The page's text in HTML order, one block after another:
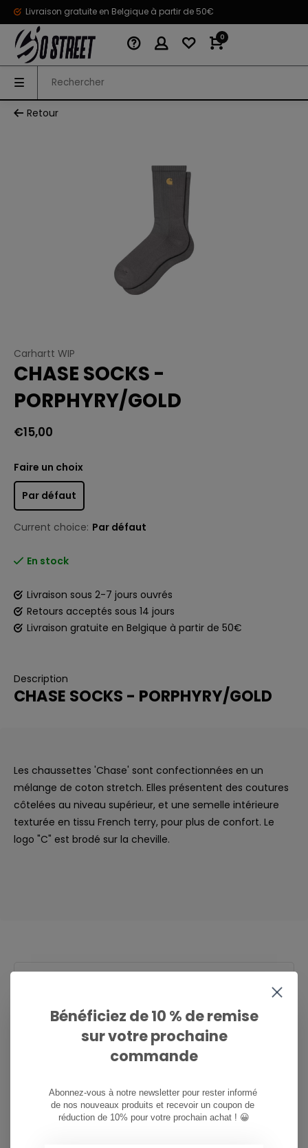
Livraison gratuite en Belgique à partir de 50€
0
Retour
Carhartt WIP
CHASE SOCKS -
PORPHYRY/GOLD
€15,00
Faire un choix
Par défaut
Current choice: Par défaut
En stock
Livraison sous 2-7 jours ouvrés
Retours acceptés sous 14 jours
Livraison gratuite en Belgique à partir de 50€
Description
CHASE SOCKS - PORPHYRY/GOLD
Les chaussettes 'Chase' sont confectionnées en un
mélange de coton stretch. Elles présentent des coutures
côtelées au niveau supérieur, et une semelle intérieure
texturée en tissu French terry, pour plus de confort. Le
logo "C" est brodé sur la cheville.
081/260.730
PARTAGER CE PRODUIT
Bénéficiez de 10 % de remise
sur votre prochaine
commande
Abonnez-vous à notre newsletter pour rester informé
de nos nouveaux produits et recevoir un coupon de
réduction de 10% pour votre prochain achat ! 😀